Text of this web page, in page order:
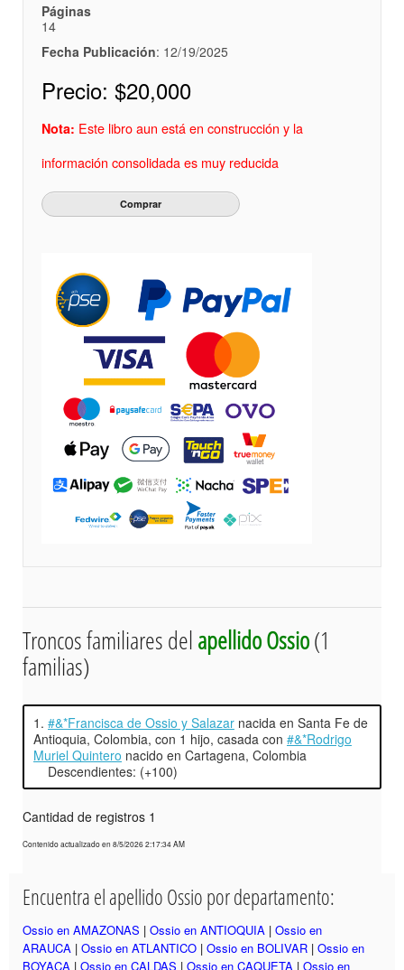
Páginas
14
Fecha Publicación: 12/19/2025
Precio: $20,000
Nota: Este libro aun está en construcción y la
información consolidada es muy reducida
Troncos familiares delapellido Ossio(1
familias)
1. #&*Francisca de Ossio y Salazar nacida en Santa Fe de
Antioquia, Colombia, con 1 hijo, casada con #&*Rodrigo
Muriel Quintero nacido en Cartagena, Colombia
Descendientes: (+100)
Cantidad de registros 1
Contenido actualizado en 8/5/2026 2:17:34 AM
Encuentra el apellido Ossio por departamento:
Ossio en AMAZONAS | Ossio en ANTIOQUIA | Ossio en
ARAUCA | Ossio en ATLANTICO | Ossio en BOLIVAR | Ossio en
BOYACA | Ossio en CALDAS | Ossio en CAQUETA | Ossio en